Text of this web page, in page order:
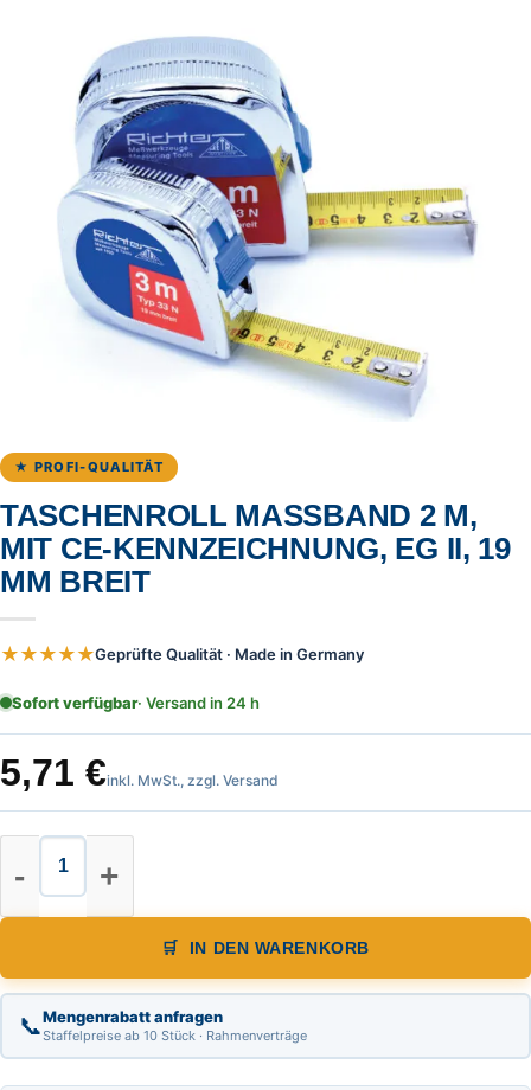
★ PROFI-QUALITÄT
TASCHENROLL MASSBAND 2 M,
MIT CE-KENNZEICHNUNG, EG II, 19
MM BREIT
★★★★★Geprüfte Qualität · Made in Germany
Sofort verfügbar· Versand in 24 h
5,71 €inkl. MwSt., zzgl. Versand
Taschenroll Massband 2 m, mit
IN DEN WARENKORB
📞Mengenrabatt anfragen
Staffelpreise ab 10 Stück · Rahmenverträge